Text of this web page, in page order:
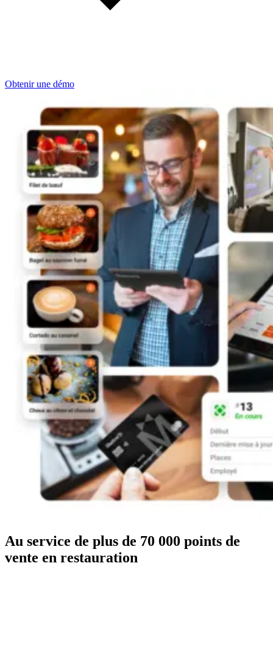
Obtenir une démo
Au service de plus de 70 000 points de
vente en restauration